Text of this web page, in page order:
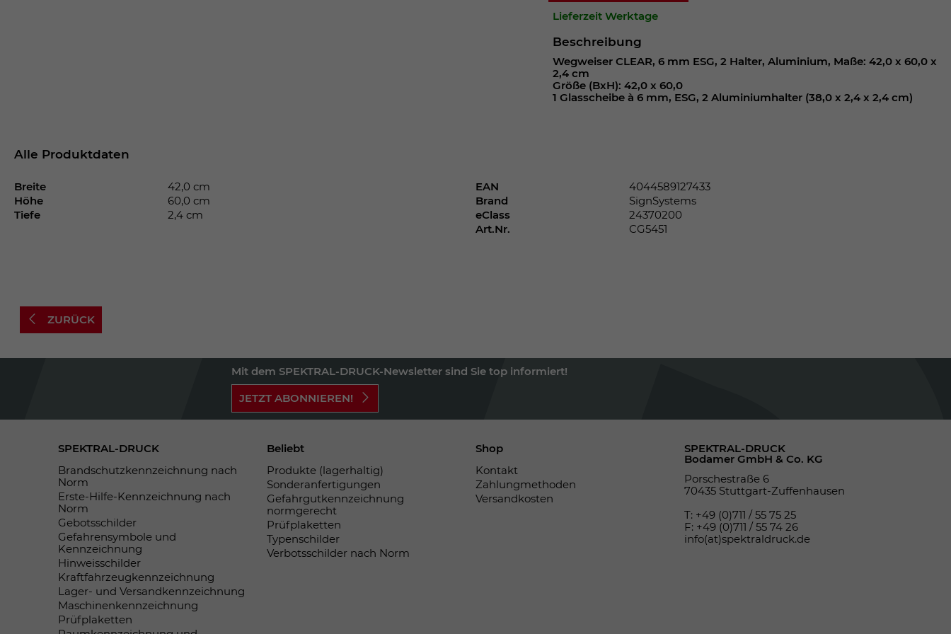
Lieferzeit Werktage
Beschreibung
Wegweiser CLEAR, 6 mm ESG, 2 Halter, Aluminium, Maße: 42,0 x 60,0 x
2,4 cm
Größe (BxH): 42,0 x 60,0
1 Glasscheibe à 6 mm, ESG, 2 Aluminiumhalter (38,0 x 2,4 x 2,4 cm)
Alle Produktdaten
Breite
42,0 cm
Höhe
60,0 cm
Tiefe
2,4 cm
EAN
4044589127433
Brand
SignSystems
eClass
24370200
Art.Nr.
CG5451
ZURÜCK
Mit dem SPEKTRAL-DRUCK-Newsletter sind Sie top informiert!
JETZT ABONNIEREN!
SPEKTRAL-DRUCK
Brandschutzkennzeichnung nach
Norm
Erste-Hilfe-Kennzeichnung nach
Norm
Gebotsschilder
Gefahrensymbole und
Kennzeichnung
Hinweisschilder
Kraftfahrzeugkennzeichnung
Lager- und Versandkennzeichnung
Maschinenkennzeichnung
Prüfplaketten
Beliebt
Produkte (lagerhaltig)
Sonderanfertigungen
Gefahrgutkennzeichnung
normgerecht
Prüfplaketten
Typenschilder
Verbotsschilder nach Norm
Shop
Kontakt
Zahlungmethoden
Versandkosten
SPEKTRAL-DRUCK
Bodamer GmbH & Co. KG
Porschestraße 6
70435 Stuttgart-Zuffenhausen
T: +49 (0)711 / 55 75 25
F: +49 (0)711 / 55 74 26
info(at)spektraldruck.de
SgCookieOptin.lastPreferences
Einstellungen, falls der Webseiten-
Betreiber dies eingestellt hat.
Laufzeit
Zweck
des Login Status.